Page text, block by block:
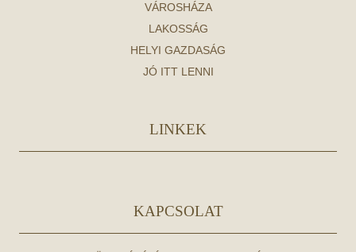
VÁROSHÁZA
LAKOSSÁG
HELYI GAZDASÁG
JÓ ITT LENNI
LINKEK
KAPCSOLAT